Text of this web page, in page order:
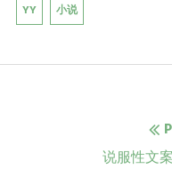
YY 小说
Previous
说服性文